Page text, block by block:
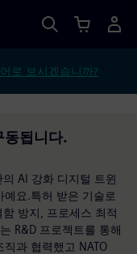
로 보시겠습니까?
됩니다.
AI 강화 디지털 트윈
요.특허 받은 기술로
방지, 프로세스 최적
R&D 프로젝트를 통해
과 협력했고 NATO